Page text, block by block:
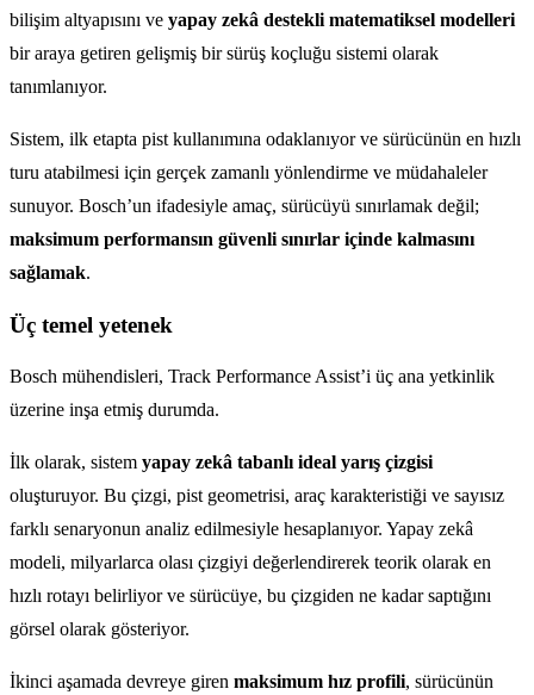
bilişim altyapısını ve yapay zekâ destekli matematiksel modelleri
bir araya getiren gelişmiş bir sürüş koçluğu sistemi olarak
tanımlanıyor.
Sistem, ilk etapta pist kullanımına odaklanıyor ve sürücünün en hızlı
turu atabilmesi için gerçek zamanlı yönlendirme ve müdahaleler
sunuyor. Bosch’un ifadesiyle amaç, sürücüyü sınırlamak değil;
maksimum performansın güvenli sınırlar içinde kalmasını
sağlamak.
Üç temel yetenek
Bosch mühendisleri, Track Performance Assist’i üç ana yetkinlik
üzerine inşa etmiş durumda.
İlk olarak, sistem yapay zekâ tabanlı ideal yarış çizgisi
oluşturuyor. Bu çizgi, pist geometrisi, araç karakteristiği ve sayısız
farklı senaryonun analiz edilmesiyle hesaplanıyor. Yapay zekâ
modeli, milyarlarca olası çizgiyi değerlendirerek teorik olarak en
hızlı rotayı belirliyor ve sürücüye, bu çizgiden ne kadar saptığını
görsel olarak gösteriyor.
İkinci aşamada devreye giren maksimum hız profili, sürücünün